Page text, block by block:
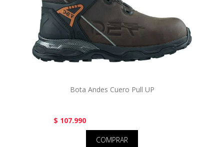
Bota Andes Cuero Pull UP
$ 107.990
COMPRAR